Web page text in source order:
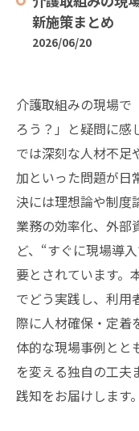
新施策まとめ
2026/06/20
介護取組みの現場で
ろう？」と疑問に感
では深刻な人材不足
加といった問題が日
決には理想論や制度
業務の効率化、外部
ど、“すぐに現場導
要とされています。
でどう実践し、利用
際に人材確保・定着
体的な現場事例とと
を変える独自の工夫
践知をお届けします。